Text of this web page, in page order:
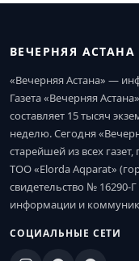
ВЕЧЕРНЯЯ АСТАНА
«Вечерняя Астана» —
Газета «Вечерняя
составляет 15 тысяч
неделю. Сегодня
старейшей из всех
ТОО «Elorda Aqparat»
свидетельство № 16290-
информации и
СОЦИАЛЬНЫЕ СЕТИ